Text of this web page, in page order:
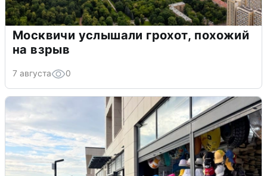
Москвичи услышали грохот, похожий
на взрыв
7 августа 0